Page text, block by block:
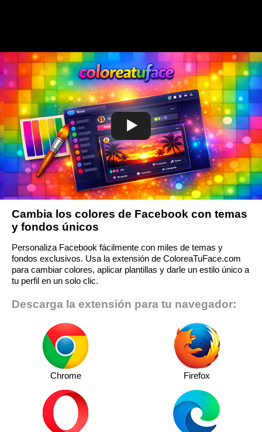
Cambia los colores de Facebook con temas
y fondos únicos
Personaliza Facebook fácilmente con miles de temas y
fondos exclusivos. Usa la extensión de ColoreaTuFace.com
para cambiar colores, aplicar plantillas y darle un estilo único a
tu perfil en un solo clic.
Descarga la extensión para tu navegador:
Chrome Firefox